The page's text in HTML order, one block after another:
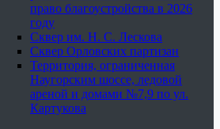
право благоустройства в 2026
году
Сквер им. Н. С. Лескова
Сквер Орловских партизан
Территория, ограниченная
Наугорским шоссе, ледовой
ареной и домами №7,9 по ул.
Картукова